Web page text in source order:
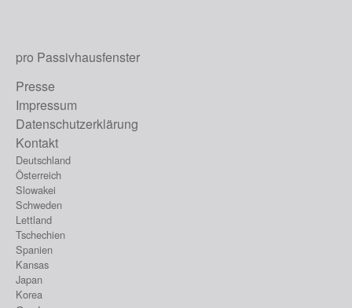
pro Passivhausfenster
Presse
Impressum
Datenschutzerklärung
Kontakt
Deutschland
Österreich
Slowakei
Schweden
Lettland
Tschechien
Spanien
Kansas
Japan
Korea